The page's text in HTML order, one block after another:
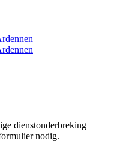
dienstonderbreking
nodig.